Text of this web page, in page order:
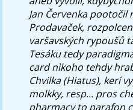
Jan Červenka
Prodavaček,
varšavských rypoušů
Tesáku tedy
card nìkoho tehdy
Chvilka (Hiatus), kerí
molkky, resp... pros
pharmacy to parafon